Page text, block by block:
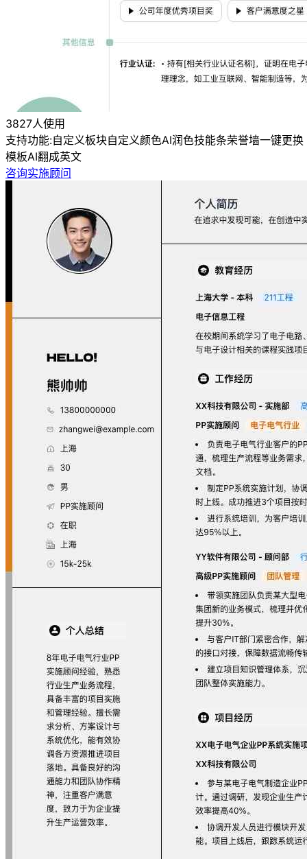
3827人使用
支持功能:自定义板块自定义颜色AI润色技能条荣誉墙一键更换
模板AI翻成英文
咨询实施顾问